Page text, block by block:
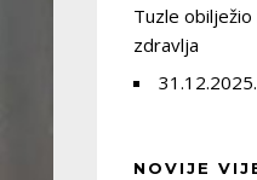
Tuzle
zdravlja
NOVIJE